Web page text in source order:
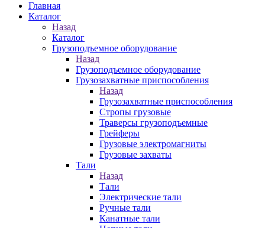
Главная
Каталог
Назад
Каталог
Грузоподъемное оборудование
Назад
Грузоподъемное оборудование
Грузозахватные приспособления
Назад
Грузозахватные приспособления
Стропы грузовые
Траверсы грузоподъемные
Грейферы
Грузовые электромагниты
Грузовые захваты
Тали
Назад
Тали
Электрические тали
Ручные тали
Канатные тали